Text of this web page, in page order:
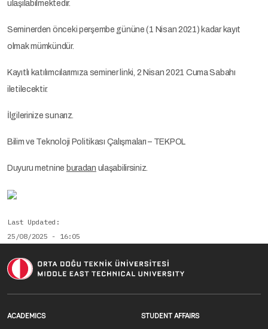
ulaşılabilmektedir.
Seminerden önceki perşembe gününe (1 Nisan 2021) kadar kayıt
olmak mümkündür.
Kayıtlı katılımcılarımıza seminer linki, 2 Nisan 2021 Cuma Sabahı
iletilecektir.
İlgilerinize sunarız.
Bilim ve Teknoloji Politikası Çalışmaları – TEKPOL
Duyuru metnine buradan ulaşabilirsiniz.
Last Updated
25/08/2025 - 16:05
Footer menu 1 EN
ACADEMICS
Footer menu 2
STUDENT AFFAIRS